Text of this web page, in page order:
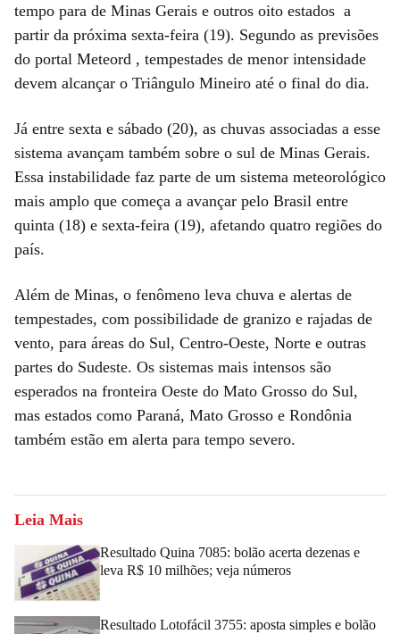
tempo para de Minas Gerais e outros oito estados a
partir da próxima sexta-feira (19). Segundo as previsões
do portal Meteord , tempestades de menor intensidade
devem alcançar o Triângulo Mineiro até o final do dia.
Já entre sexta e sábado (20), as chuvas associadas a esse
sistema avançam também sobre o sul de Minas Gerais.
Essa instabilidade faz parte de um sistema meteorológico
mais amplo que começa a avançar pelo Brasil entre
quinta (18) e sexta-feira (19), afetando quatro regiões do
país.
Além de Minas, o fenômeno leva chuva e alertas de
tempestades, com possibilidade de granizo e rajadas de
vento, para áreas do Sul, Centro-Oeste, Norte e outras
partes do Sudeste. Os sistemas mais intensos são
esperados na fronteira Oeste do Mato Grosso do Sul,
mas estados como Paraná, Mato Grosso e Rondônia
também estão em alerta para tempo severo.
Leia Mais
Resultado Quina 7085: bolão acerta dezenas e
leva R$ 10 milhões; veja números
Resultado Lotofácil 3755: aposta simples e bolão